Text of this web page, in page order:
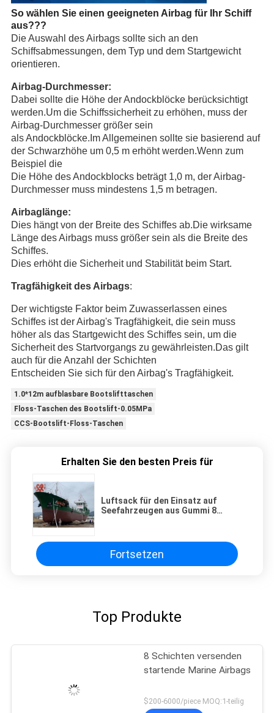
So wählen Sie einen geeigneten Airbag für Ihr Schiff
aus???
Die Auswahl des Airbags sollte sich an den
Schiffsabmessungen, dem Typ und dem Startgewicht
orientieren.
Airbag-Durchmesser:
Dabei sollte die Höhe der Andockblöcke berücksichtigt
werden.Um die Schiffssicherheit zu erhöhen, muss der
Airbag-Durchmesser größer sein
als Andockblöcke.Im Allgemeinen sollte sie basierend auf
der Schwarzhöhe um 0,5 m erhöht werden.Wenn zum
Beispiel die
Die Höhe des Andockblocks beträgt 1,0 m, der Airbag-
Durchmesser muss mindestens 1,5 m betragen.
Airbaglänge:
Dies hängt von der Breite des Schiffes ab.Die wirksame
Länge des Airbags muss größer sein als die Breite des
Schiffes.
Dies erhöht die Sicherheit und Stabilität beim Start.
Tragfähigkeit des Airbags:
Der wichtigste Faktor beim Zuwasserlassen eines
Schiffes ist der Airbag's Tragfähigkeit, die sein muss
höher als das Startgewicht des Schiffes sein, um die
Sicherheit des Startvorgangs zu gewährleisten.Das gilt
auch für die Anzahl der Schichten
Entscheiden Sie sich für den Airbag's Tragfähigkeit.
1.0*12m aufblasbare Bootslifttaschen
Floss-Taschen des Bootslift-0.05MPa
CCS-Bootslift-Floss-Taschen
Erhalten Sie den besten Preis für
Luftsack für den Einsatz auf
Seefahrzeugen aus Gummi 8
Fortsetzen
Top Produkte
8 Schichten versenden
startende Marine Airbags
$200-6000/piece MOQ:1-teilig